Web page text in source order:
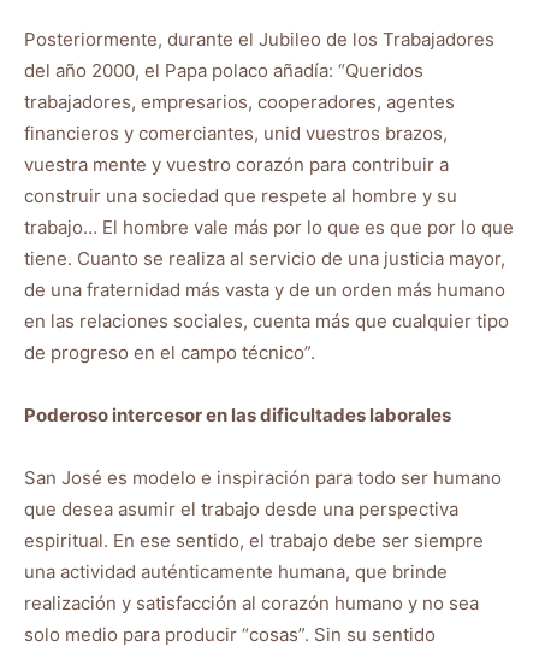
Posteriormente, durante el Jubileo de los Trabajadores
del año 2000, el Papa polaco añadía: “Queridos
trabajadores, empresarios, cooperadores, agentes
financieros y comerciantes, unid vuestros brazos,
vuestra mente y vuestro corazón para contribuir a
construir una sociedad que respete al hombre y su
trabajo… El hombre vale más por lo que es que por lo que
tiene. Cuanto se realiza al servicio de una justicia mayor,
de una fraternidad más vasta y de un orden más humano
en las relaciones sociales, cuenta más que cualquier tipo
de progreso en el campo técnico”.
Poderoso intercesor en las dificultades laborales
San José es modelo e inspiración para todo ser humano
que desea asumir el trabajo desde una perspectiva
espiritual. En ese sentido, el trabajo debe ser siempre
una actividad auténticamente humana, que brinde
realización y satisfacción al corazón humano y no sea
solo medio para producir “cosas”. Sin su sentido